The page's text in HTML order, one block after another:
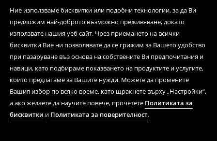
Ние използваме бисквитки или подобни технологии, за да Ви
предложим най-доброто възможно преживяване, докато
използвате нашия уеб сайт. Чрез приемането на всички
бисквитки Вие ни позволявате да се грижим за Вашето удобство
при пазаруване въз основа на собствените Ви предпочитания и
навици, като подбираме показването на продуктите и услугите,
които предлагаме за Вашите нужди. Можете да промените
Вашия избор по всяко време, като щракнете върху „Настройки“,
а ако желаете да научите повече, прочетете Политиката за
бисквитки и Политиката за поверителност.